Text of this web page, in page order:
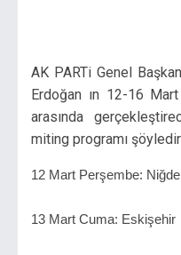
AK PARTi Genel
Erdoğan ın 12-16
arasında
miting programı
12 Mart Perşembe:
13 Mart Cuma: Eskişehir